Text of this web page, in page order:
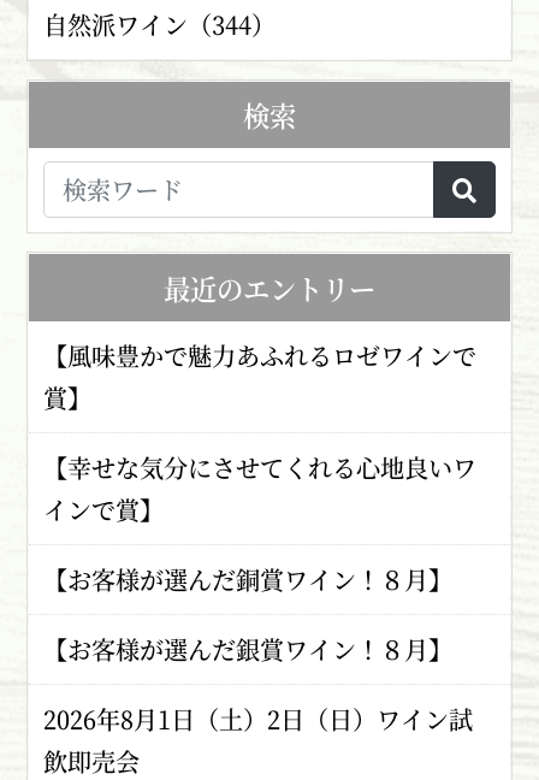
自然派ワイン（344）
検索
最近のエントリー
【風味豊かで魅力あふれるロゼワインで
賞】
【幸せな気分にさせてくれる心地良いワ
インで賞】
【お客様が選んだ銅賞ワイン！８月】
【お客様が選んだ銀賞ワイン！８月】
2026年8月1日（土）2日（日）ワイン試
飲即売会